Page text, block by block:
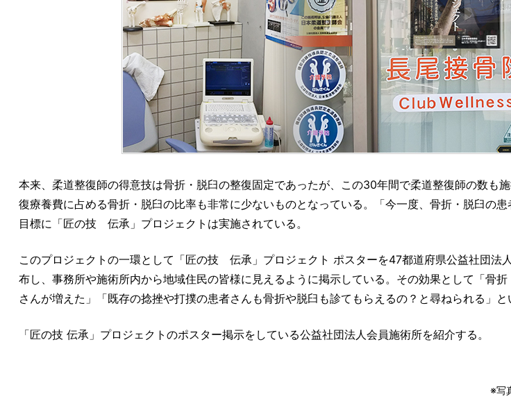
本来、柔道整復師の得意技は骨折・脱臼の整復固定であったが、この30年間で柔道整復師の数も
復療養費に占める骨折・脱臼の比率も非常に少ないものとなっている。「今一度、骨折・脱臼の
目標に「匠の技 伝承」プロジェクトは実施されている。
このプロジェクトの一環として「匠の技 伝承」プロジェクト ポスターを47都道府県公益社団法
布し、事務所や施術所内から地域住民の皆様に見えるように掲示している。その効果として「骨
さんが増えた」「既存の捻挫や打撲の患者さんも骨折や脱臼も診てもらえるの？と尋ねられる」と
「匠の技 伝承」プロジェクトのポスター掲示をしている公益社団法人会員施術所を紹介する。
※写